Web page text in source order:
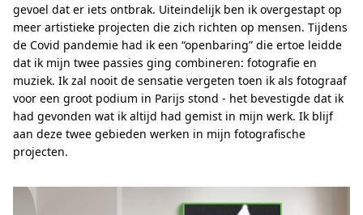
gevoel dat er iets ontbrak. Uiteindelijk ben ik overgestapt op
meer artistieke projecten die zich richten op mensen. Tijdens
de Covid pandemie had ik een “openbaring” die ertoe leidde
dat ik mijn twee passies ging combineren: fotografie en
muziek. Ik zal nooit de sensatie vergeten toen ik als fotograaf
voor een groot podium in Parijs stond - het bevestigde dat ik
had gevonden wat ik altijd had gemist in mijn werk. Ik blijf
aan deze twee gebieden werken in mijn fotografische
projecten.